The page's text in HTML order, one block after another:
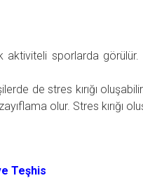
aktiviteli sporlarda
de stres kırığı
olur. Stres kırığı
Teşhis